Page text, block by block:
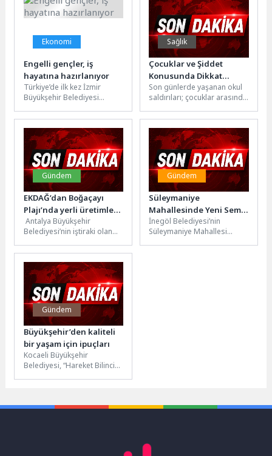
Ekonomi
Engelli gençler, iş
hayatına hazırlanıyor
Türkiye’de ilk kez İzmir
Büyükşehir Belediyesi
İstihdam Ofisi, engelli
bireyleri İŞ-İN Programı...
Sağlık
Çocuklar ve Şiddet
Konusunda Dikkat
Edilmesi Gerekenler
Son günlerde yaşanan okul
saldırıları; çocuklar arasında
uyum problemlerini yeniden
gündeme...
Gündem
EKDAĞ’dan Boğaçayı
Plajı’nda yerli üretimle
konforlu hizmet
Antalya Büyükşehir
Belediyesi’nin iştiraki olan
üretilen ve Akdeniz’in tuzlu
suyu ile zorlu...
Gündem
Süleymaniye
Mahallesinde Yeni Semt
Sahası Törenle Açıldı
İnegöl Belediyesi’nin
Süleymaniye Mahallesi
Gündem
Büyükşehir’den kaliteli
bir yaşam için ipuçları
Kocaeli Büyükşehir
Belediyesi, “Hareket Bilinci
yaşam ve doğru...